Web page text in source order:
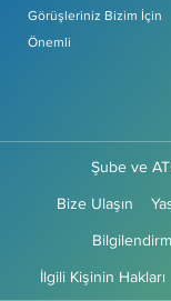
Görüşleriniz Bizim İçin
Önemli
Şube ve
Bize Ulaşın
İlgili Kişinin Hakları